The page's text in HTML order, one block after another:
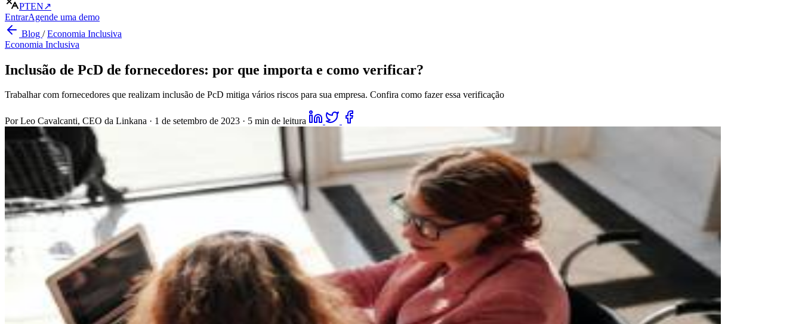
PTEN↗
EntrarAgende uma demo
Blog /Economia Inclusiva
Economia Inclusiva
Inclusão de PcD de fornecedores: por que importa e como verificar?
Trabalhar com fornecedores que realizam inclusão de PcD mitiga vários riscos para sua empresa. Confira como fazer essa verificação
Por Leo Cavalcanti, CEO da Linkana · 1 de setembro de 2023 · 5 min de leitura